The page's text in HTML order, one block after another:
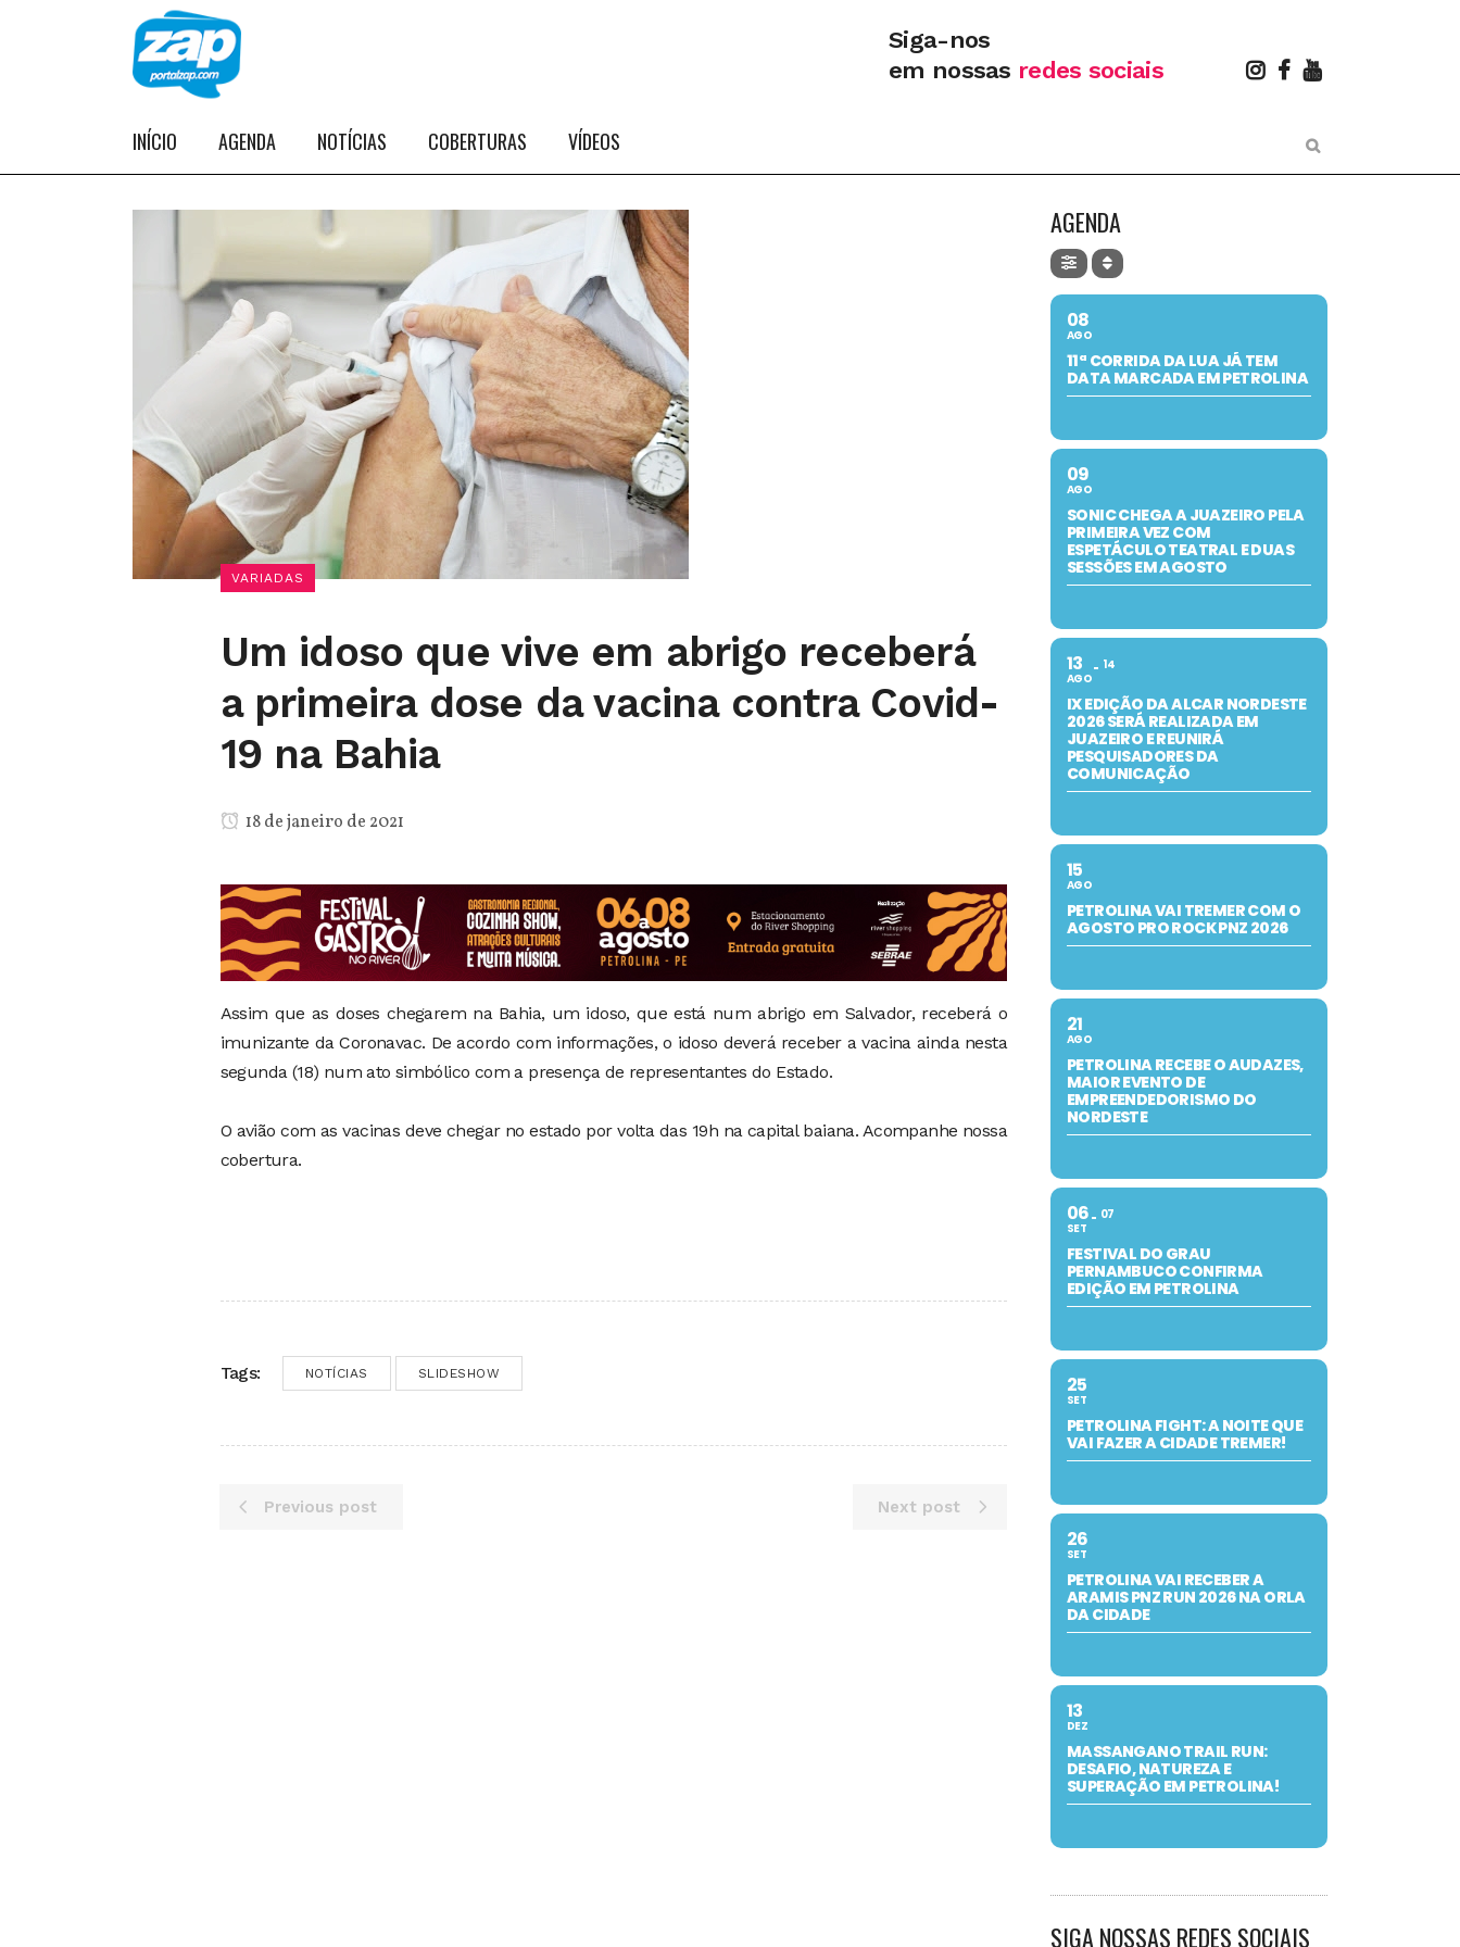
Siga-nos
em nossas redes sociais
INÍCIO AGENDA NOTÍCIAS COBERTURAS VÍDEOS
VARIADAS
Um idoso que vive em abrigo receberá
a primeira dose da vacina contra Covid-
19 na Bahia
18 de janeiro de 2021
Assim que as doses chegarem na Bahia, um idoso, que está num abrigo em Salvador, receberá o
imunizante da Coronavac. De acordo com informações, o idoso deverá receber a vacina ainda nesta
segunda (18) num ato simbólico com a presença de representantes do Estado.
O avião com as vacinas deve chegar no estado por volta das 19h na capital baiana. Acompanhe nossa
cobertura.
Tags: NOTÍCIAS SLIDESHOW
Previous post Next post
AGENDA
08
AGO
11ª CORRIDA DA LUA JÁ TEM
DATA MARCADA EM PETROLINA
09
AGO
SONIC CHEGA A JUAZEIRO PELA
PRIMEIRA VEZ COM
ESPETÁCULO TEATRAL E DUAS
SESSÕES EM AGOSTO
13
AGO
14
IX EDIÇÃO DA ALCAR NORDESTE
2026 SERÁ REALIZADA EM
JUAZEIRO E REUNIRÁ
PESQUISADORES DA
COMUNICAÇÃO
15
AGO
PETROLINA VAI TREMER COM O
AGOSTO PRO ROCK PNZ 2026
21
AGO
PETROLINA RECEBE O AUDAZES,
MAIOR EVENTO DE
EMPREENDEDORISMO DO
NORDESTE
06
SET
07
FESTIVAL DO GRAU
PERNAMBUCO CONFIRMA
EDIÇÃO EM PETROLINA
25
SET
PETROLINA FIGHT: A NOITE QUE
VAI FAZER A CIDADE TREMER!
26
SET
PETROLINA VAI RECEBER A
ARAMIS PNZ RUN 2026 NA ORLA
DA CIDADE
13
DEZ
MASSANGANO TRAIL RUN:
DESAFIO, NATUREZA E
SUPERAÇÃO EM PETROLINA!
SIGA NOSSAS REDES SOCIAIS